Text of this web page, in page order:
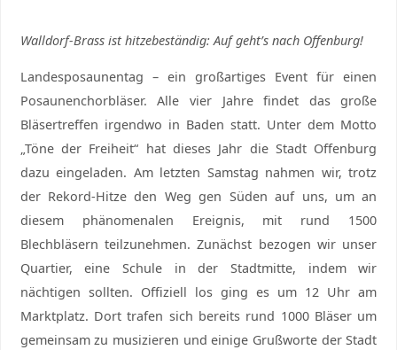
Walldorf-Brass ist hitzebeständig: Auf geht’s nach Offenburg!
Landesposaunentag – ein großartiges Event für einen
Posaunenchorbläser. Alle vier Jahre findet das große
Bläsertreffen irgendwo in Baden statt. Unter dem Motto
„Töne der Freiheit“ hat dieses Jahr die Stadt Offenburg
dazu eingeladen. Am letzten Samstag nahmen wir, trotz
der Rekord-Hitze den Weg gen Süden auf uns, um an
diesem phänomenalen Ereignis, mit rund 1500
Blechbläsern teilzunehmen. Zunächst bezogen wir unser
Quartier, eine Schule in der Stadtmitte, indem wir
nächtigen sollten. Offiziell los ging es um 12 Uhr am
Marktplatz. Dort trafen sich bereits rund 1000 Bläser um
gemeinsam zu musizieren und einige Grußworte der Stadt